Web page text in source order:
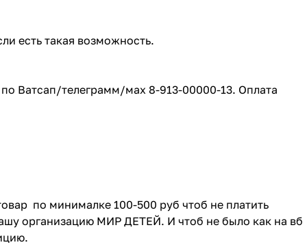
есть такая возможность.
Ватсап/телеграмм/мах 8-913-00000-13. Оплата
по минималке 100-500 руб чтоб не платить
организацию МИР ДЕТЕЙ. И чтоб не было как на вб